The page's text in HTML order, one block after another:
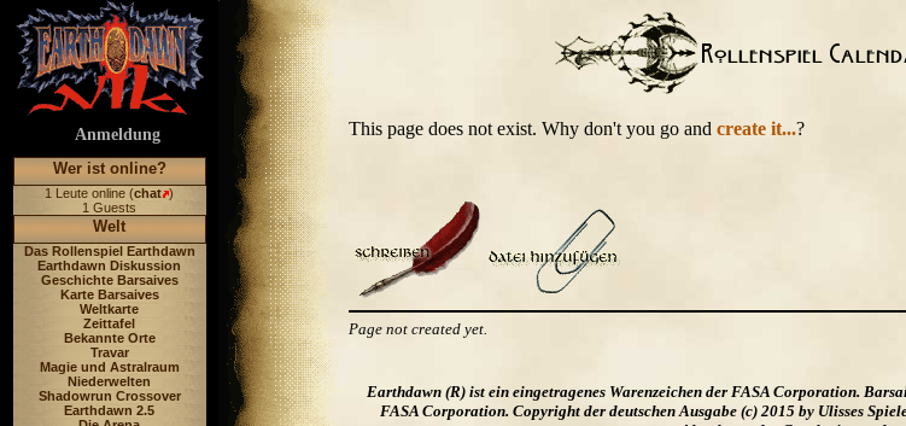
Anmeldung
Wer ist online?
1 Leute online (chat )
1 Guests
Welt
Das Rollenspiel Earthdawn
Earthdawn Diskussion
Geschichte Barsaives
Karte Barsaives
Weltkarte
Zeittafel
Bekannte Orte
Travar
Magie und Astralraum
Niederwelten
Shadowrun Crossover
Earthdawn 2.5
This page does not exist. Why don't you go and create it...?
Page not created yet.
Earthdawn (R) ist ein eingetragenes Warenzeichen der FASA Corporation.
FASA Corporation. Copyright der deutschen Ausgabe (c) 2015 by Ulisses